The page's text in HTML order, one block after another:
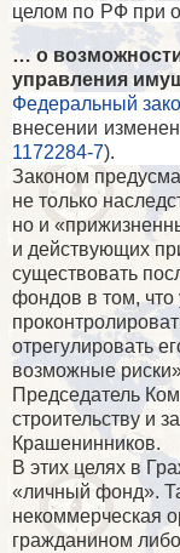
целом по РФ при
… о
управления
Федеральный
внесении
1172284-7).
Законом
не только
но и
и действующих
существовать
фондов в том, что
отрегулировать
возможные
Председатель
строительству и
Крашенинников.
В этих целях в
«личный фонд».
некоммерческая
гражданином